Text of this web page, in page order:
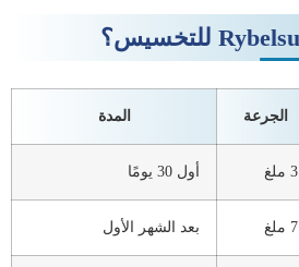
الجرعة المدة
3 ملغ أول 30 يومًا
7 ملغ بعد الشهر الأول